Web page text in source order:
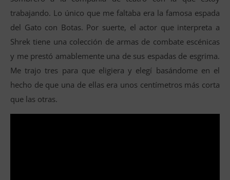
trabajando. Lo único que me faltaba era la famosa espada
del Gato con Botas. Por suerte, el actor que interpreta a
Shrek tiene una colección de armas de combate escénicas
y me prestó amablemente una de sus espadas de esgrima.
Me trajo tres para que eligiera y elegí basándome en el
hecho de que una de ellas era unos centímetros más corta
que las otras.